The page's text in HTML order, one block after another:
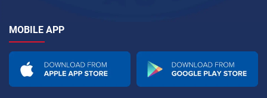
MOBILE APP